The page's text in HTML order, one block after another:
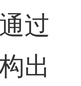
过
出